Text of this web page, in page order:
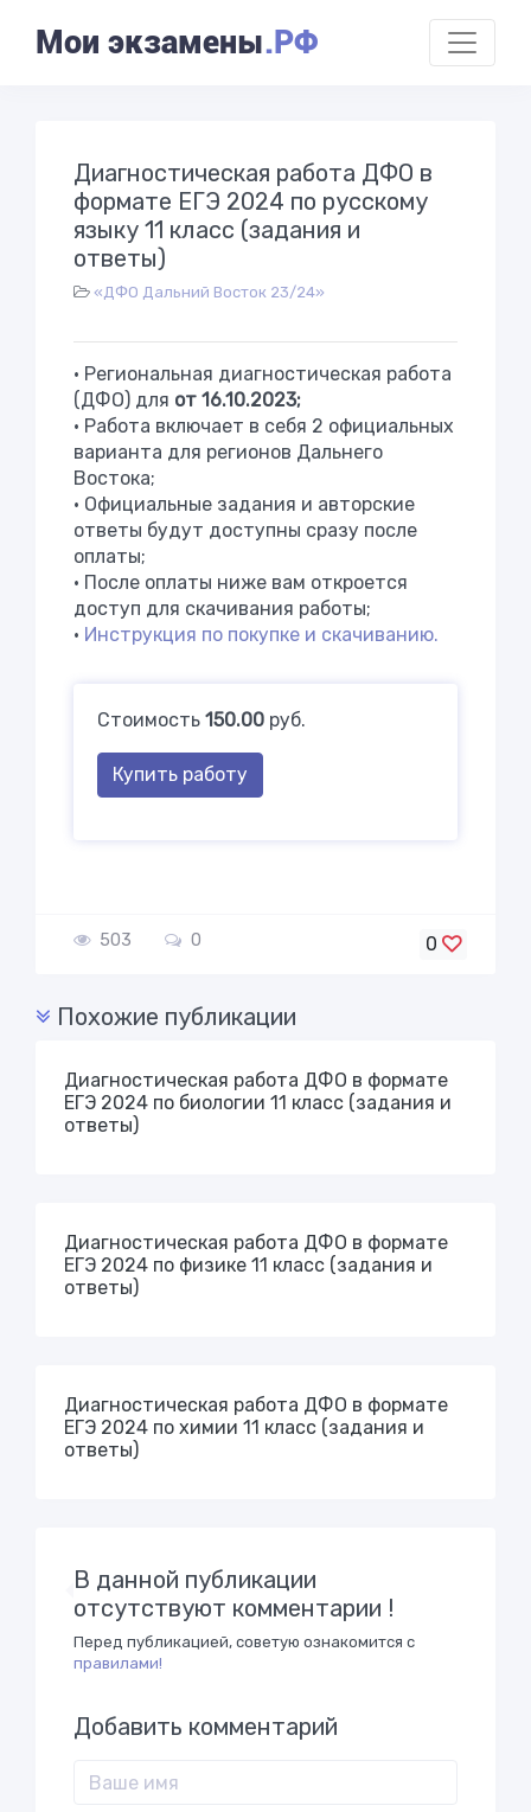
Мои экзамены.РФ
Диагностическая работа ДФО в
формате ЕГЭ 2024 по русскому
языку 11 класс (задания и
ответы)
«ДФО Дальний Восток 23/24»
• Региональная диагностическая работа
(ДФО) для от 16.10.2023;
• Работа включает в себя 2 официальных
варианта для регионов Дальнего
Востока;
• Официальные задания и авторские
ответы будут доступны сразу после
оплаты;
• После оплаты ниже вам откроется
доступ для скачивания работы;
• Инструкция по покупке и скачиванию.
Стоимость 150.00 руб.
Купить работу
503 0 0
Похожие публикации
Диагностическая работа ДФО в формате
ЕГЭ 2024 по биологии 11 класс (задания и
ответы)
Диагностическая работа ДФО в формате
ЕГЭ 2024 по физике 11 класс (задания и
ответы)
Диагностическая работа ДФО в формате
ЕГЭ 2024 по химии 11 класс (задания и
ответы)
В данной публикации
отсутствуют комментарии !
Перед публикацией, советую ознакомится с
правилами!
Добавить комментарий